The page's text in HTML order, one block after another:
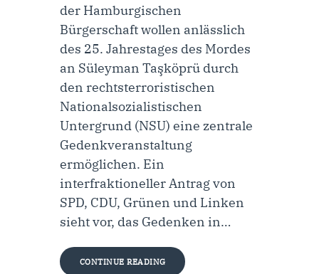
der Hamburgischen
Bürgerschaft wollen anlässlich
des 25. Jahrestages des Mordes
an Süleyman Taşköprü durch
den rechtsterroristischen
Nationalsozialistischen
Untergrund (NSU) eine zentrale
Gedenkveranstaltung
ermöglichen. Ein
interfraktioneller Antrag von
SPD, CDU, Grünen und Linken
sieht vor, das Gedenken in…
CONTINUE READING